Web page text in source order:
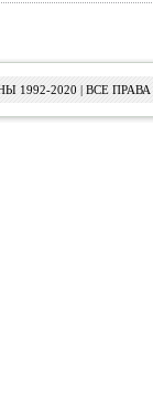
1992-2020 | ВСЕ